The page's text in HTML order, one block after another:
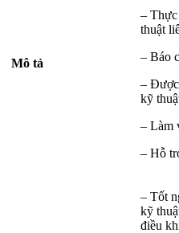
Mô tả
– Thực
thuật
– Báo
– Được
kỹ
– Làm
– Hỗ
– Tốt
kỹ
điều